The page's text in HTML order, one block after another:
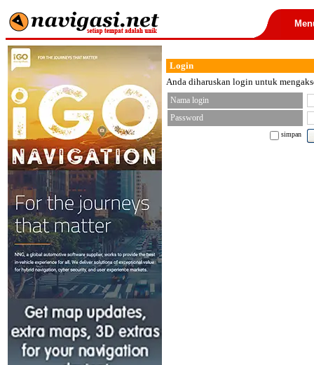
Login
Anda diharuskan login untuk
Nama login
Password
simpan